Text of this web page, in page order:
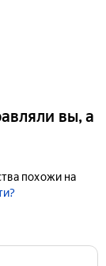
вы, а
похожи на